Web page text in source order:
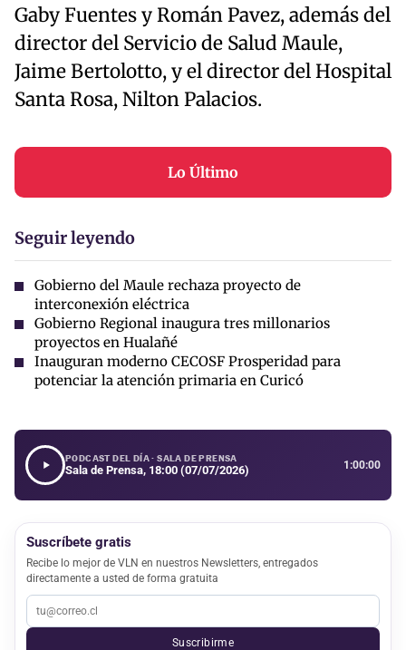
Gaby Fuentes y Román Pavez, además del
director del Servicio de Salud Maule,
Jaime Bertolotto, y el director del Hospital
Santa Rosa, Nilton Palacios.
Lo Último
Seguir leyendo
Gobierno del Maule rechaza proyecto de
interconexión eléctrica
Gobierno Regional inaugura tres millonarios
proyectos en Hualañé
Inauguran moderno CECOSF Prosperidad para
potenciar la atención primaria en Curicó
PODCAST DEL DÍA · SALA DE PRENSA
Sala de Prensa, 18:00 (07/07/2026) 1:00:00
Suscríbete gratis
Recibe lo mejor de VLN en nuestros Newsletters, entregados
directamente a usted de forma gratuita
Suscribirme